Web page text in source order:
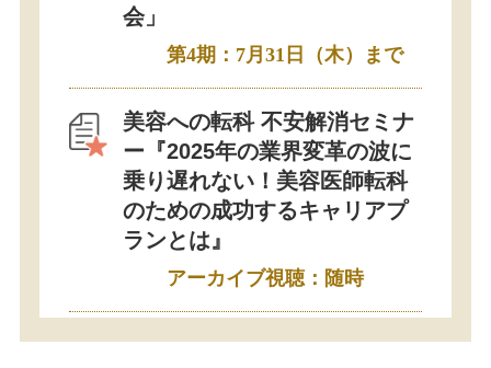
会」
第4期：7月31日（木）まで
美容への転科 不安解消セミナ
ー『2025年の業界変革の波に
乗り遅れない！美容医師転科
のための成功するキャリアプ
ランとは』
アーカイブ視聴：随時